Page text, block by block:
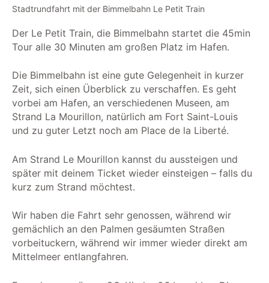
Stadtrundfahrt mit der Bimmelbahn Le Petit Train
Der Le Petit Train, die Bimmelbahn startet die 45min
Tour alle 30 Minuten am großen Platz im Hafen.
Die Bimmelbahn ist eine gute Gelegenheit in kurzer
Zeit, sich einen Überblick zu verschaffen. Es geht
vorbei am Hafen, an verschiedenen Museen, am
Strand La Mourillon, natürlich am Fort Saint-Louis
und zu guter Letzt noch am Place de la Liberté.
Am Strand Le Mourillon kannst du aussteigen und
später mit deinem Ticket wieder einsteigen – falls du
kurz zum Strand möchtest.
Wir haben die Fahrt sehr genossen, während wir
gemächlich an den Palmen gesäumten Straßen
vorbeituckern, während wir immer wieder direkt am
Mittelmeer entlangfahren.